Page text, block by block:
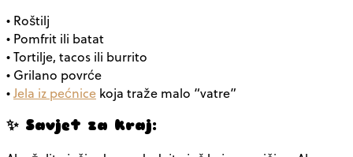
• Roštilj
• Pomfrit ili batat
• Tortilje, tacos ili burrito
• Grilano povrće
•Jela iz pećnice koja traže malo “vatre”
✨ Savjet za kraj: